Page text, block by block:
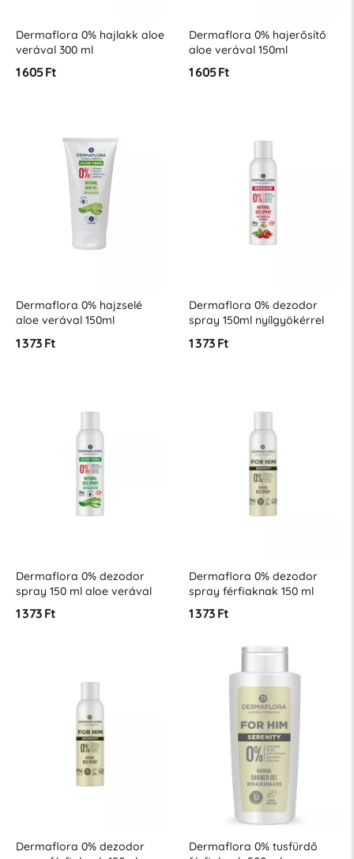
Dermaflora 0% hajlakk aloe
verával 300 ml
1 605 Ft
Dermaflora 0% hajerősítő
aloe verával 150ml
1 605 Ft
Dermaflora 0% hajzselé
aloe verával 150ml
1 373 Ft
Dermaflora 0% dezodor
spray 150ml nyílgyökérrel
1 373 Ft
Dermaflora 0% dezodor
spray 150 ml aloe verával
1 373 Ft
Dermaflora 0% dezodor
spray férfiaknak 150 ml
Serenity
1 373 Ft
Dermaflora 0% dezodor
Dermaflora 0% tusfürdő